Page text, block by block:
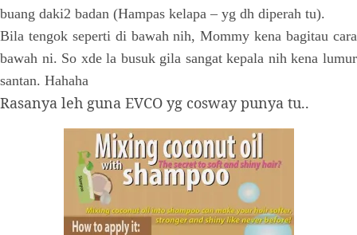
buang daki2 badan (Hampas kelapa – yg dh diperah tu).
Bila tengok seperti di bawah nih, Mommy kena bagitau cara
bawah ni. So xde la busuk gila sangat kepala nih kena lumur
santan. Hahaha
Rasanya leh guna EVCO yg cosway punya tu..